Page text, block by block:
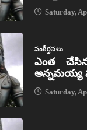
Saturday,
సంకీర్తనలు
ఎంత
అన్నమయ్య
Saturday,